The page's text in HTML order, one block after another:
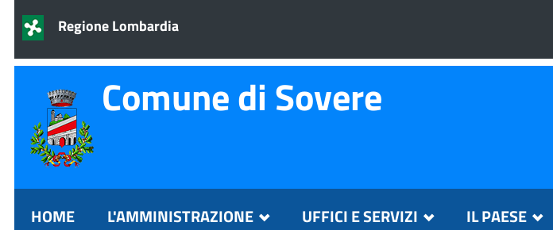
Regione Lombardia
Comune di Sovere
HOME L'AMMINISTRAZIONE UFFICI E SERVIZI IL PAESE